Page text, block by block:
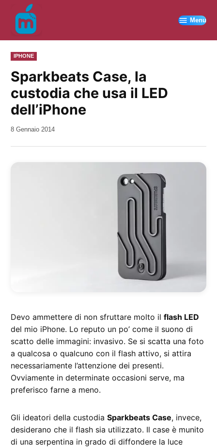
contenuto
Menu
PUBBLICATO
IN
IPHONE
Sparkbeats Case, la
custodia che usa il LED
dell’iPhone
da
8 Gennaio 2014
Devo ammettere di non sfruttare molto ilflash LED
del mio iPhone. Lo reputo un po’ come il suono di
scatto delle immagini: invasivo. Se si scatta una foto
a qualcosa o qualcuno con il flash attivo, si attira
necessariamente l’attenzione dei presenti.
Ovviamente in determinate occasioni serve, ma
preferisco farne a meno.
Gli ideatori della custodiaSparkbeats Case, invece,
desiderano che il flash sia utilizzato. Il case è munito
di una serpentina in grado di diffondere la luce